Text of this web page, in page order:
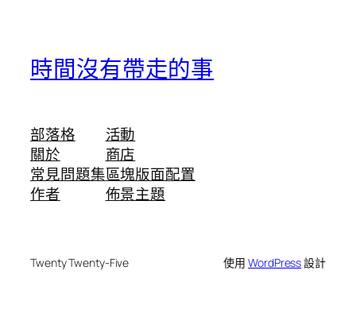
時間沒有帶走的事
部落格
關於
常見問題集
作者
活動
商店
區塊版面配置
佈景主題
Twenty Twenty-Five 使用WordPress設計